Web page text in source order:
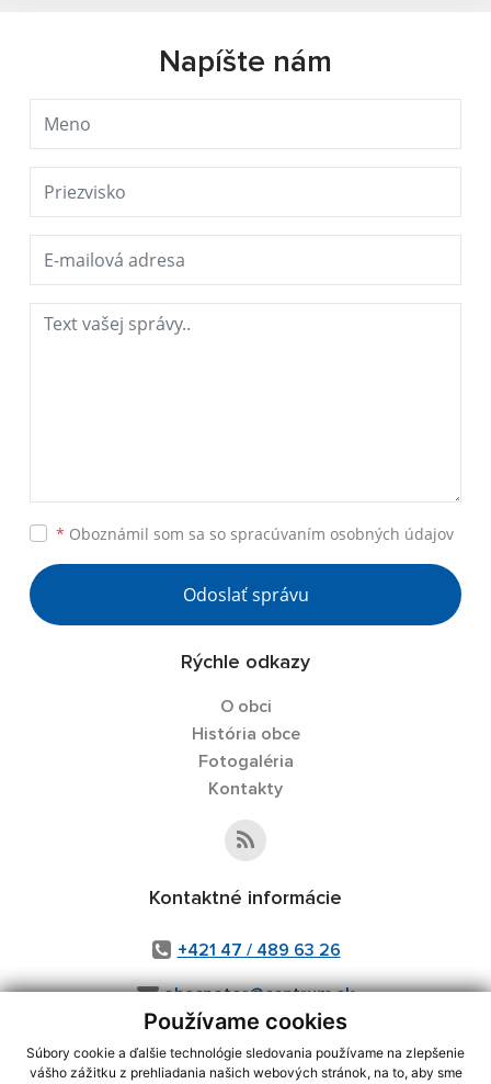
Používame cookies
Súbory cookie a ďalšie technológie sledovania používame na zlepšenie
vášho zážitku z prehliadania našich webových stránok, na to, aby sme
Napíšte nám
* Oboznámil som sa so spracúvaním osobných údajov
Odoslať správu
Rýchle odkazy
O obci
História obce
Fotogaléria
Kontakty
Kontaktné informácie
+421 47 / 489 63 26
obecpotor@centrum.sk